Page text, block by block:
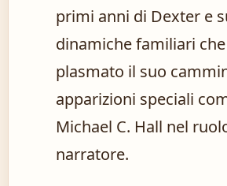
primi anni di Dexter e
dinamiche familiari
plasmato il suo
apparizioni speciali
Michael C. Hall nel
narratore.